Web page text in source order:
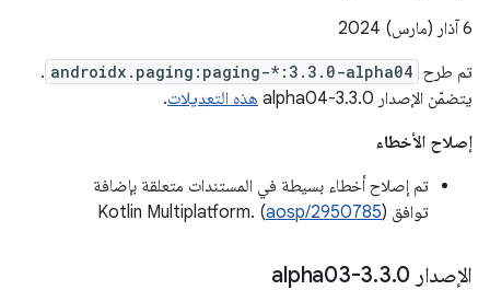
‫6 آذار (مارس) 2024
تم طرح androidx.paging:paging-*:3.3.0-alpha04
.
يتضمّن الإصدار 3.3.0-alpha04
هذه التعديلات.
إصلاح الأخطاء
تم إصلاح أخطاء بسيطة في المستندات متعلقة بإضافة
توافق Kotlin Multiplatform. ( aosp/2950785)
الإصدار 3 .3.0-alpha03